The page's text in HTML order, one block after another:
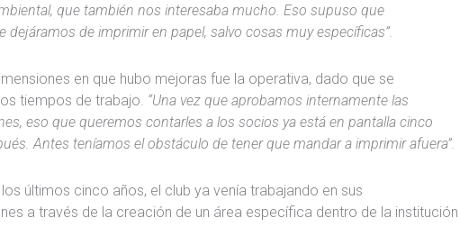
que también nos interesaba mucho. Eso supuso que
dejáramos de imprimir en papel, salvo cosas muy específicas”.
en que hubo mejoras fue la operativa, dado que se
tiempos de trabajo. “Una vez que aprobamos internamente las
eso que queremos contarles a los socios ya está en pantalla cinco
Antes teníamos el obstáculo de tener que mandar a imprimir afuera”.
últimos cinco años, el club ya venía trabajando en sus
a través de la creación de un área específica dentro de la institución